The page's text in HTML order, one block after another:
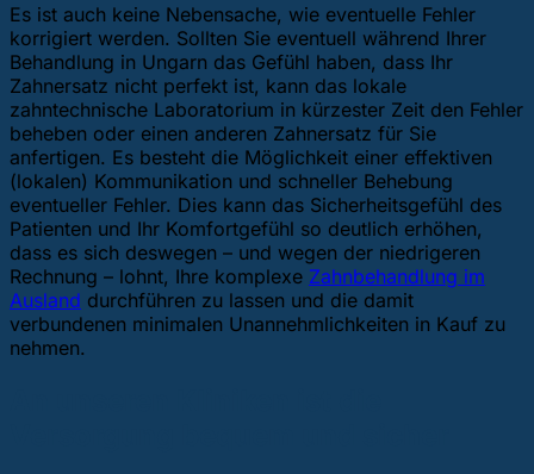
Es ist auch keine Nebensache, wie eventuelle Fehler
korrigiert werden. Sollten Sie eventuell während Ihrer
Behandlung in Ungarn das Gefühl haben, dass Ihr
Zahnersatz nicht perfekt ist, kann das lokale
zahntechnische Laboratorium in kürzester Zeit den Fehler
beheben oder einen anderen Zahnersatz für Sie
anfertigen. Es besteht die Möglichkeit einer effektiven
(lokalen) Kommunikation und schneller Behebung
eventueller Fehler. Dies kann das Sicherheitsgefühl des
Patienten und Ihr Komfortgefühl so deutlich erhöhen,
dass es sich deswegen – und wegen der niedrigeren
Rechnung – lohnt, Ihre komplexe Zahnbehandlung im
Ausland durchführen zu lassen und die damit
verbundenen minimalen Unannehmlichkeiten in Kauf zu
nehmen.